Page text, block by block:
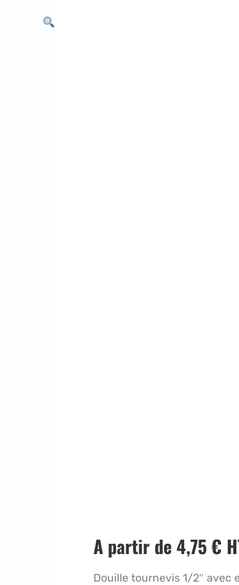
A partir de4,75€
Douille tournevis 1/2″ avec